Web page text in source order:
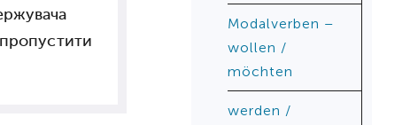
Modalverben –
wollen /
möchten
werden /